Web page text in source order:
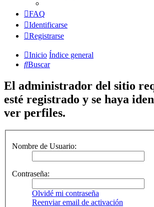
FAQ
Identificarse
Registrarse
Inicio Índice general
Buscar
El administrador del sitio
esté registrado y se haya
ver perfiles.
Nombre de Usuario:
Contraseña:
Olvidé mi contraseña
Reenviar email de activación